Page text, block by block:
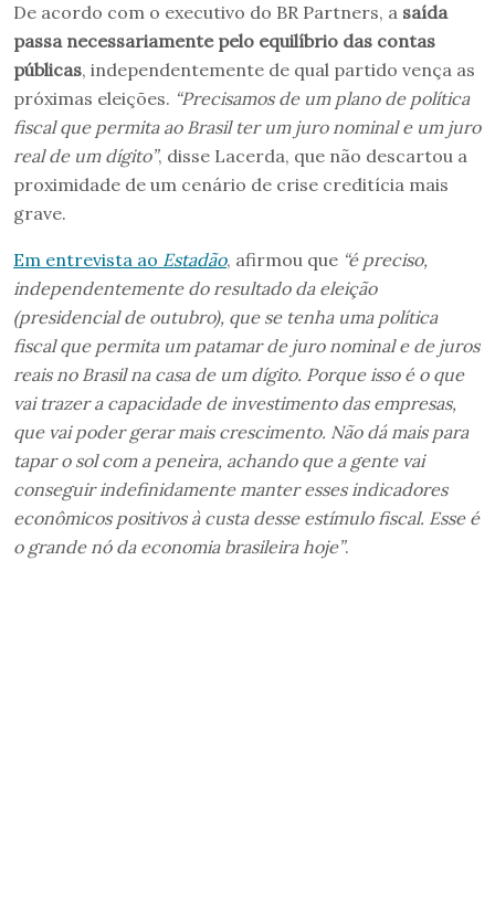
De acordo com o executivo do BR Partners, a saída
passa necessariamente pelo equilíbrio das contas
públicas, independentemente de qual partido vença as
próximas eleições. “Precisamos de um plano de política
fiscal que permita ao Brasil ter um juro nominal e um juro
real de um dígito”, disse Lacerda, que não descartou a
proximidade de um cenário de crise creditícia mais
grave.
Em entrevista ao Estadão, afirmou que “é preciso,
independentemente do resultado da eleição
(presidencial de outubro), que se tenha uma política
fiscal que permita um patamar de juro nominal e de juros
reais no Brasil na casa de um dígito. Porque isso é o que
vai trazer a capacidade de investimento das empresas,
que vai poder gerar mais crescimento. Não dá mais para
tapar o sol com a peneira, achando que a gente vai
conseguir indefinidamente manter esses indicadores
econômicos positivos à custa desse estímulo fiscal. Esse é
o grande nó da economia brasileira hoje”.